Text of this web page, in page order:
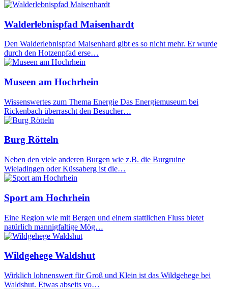
Walderlebnispfad Maisenhardt
Den Walderlebnispfad Maisenhard gibt es so nicht mehr. Er wurde
durch den Hotzenpfad erse…
Museen am Hochrhein
Wissenswertes zum Thema Energie Das Energiemuseum bei
Rickenbach überrascht den Besucher…
Burg Rötteln
Neben den viele anderen Burgen wie z.B. die Burgruine
Wieladingen oder Küssaberg ist die…
Sport am Hochrhein
Eine Region wie mit Bergen und einem stattlichen Fluss bietet
natürlich mannigfaltige Mög…
Wildgehege Waldshut
Wirklich lohnenswert für Groß und Klein ist das Wildgehege bei
Waldshut. Etwas abseits vo…